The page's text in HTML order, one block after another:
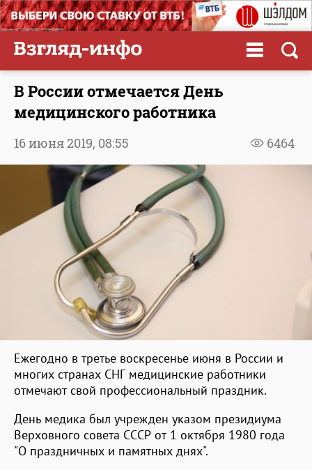
В России отмечается День
медицинского работника
6464
16 июня 2019, 08:55
Ежегодно в третье воскресенье июня в России и
многих странах СНГ медицинские работники
отмечают свой профессиональный праздник.
День медика был учрежден указом президиума
Верховного совета СССР от 1 октября 1980 года
"О праздничных и памятных днях".